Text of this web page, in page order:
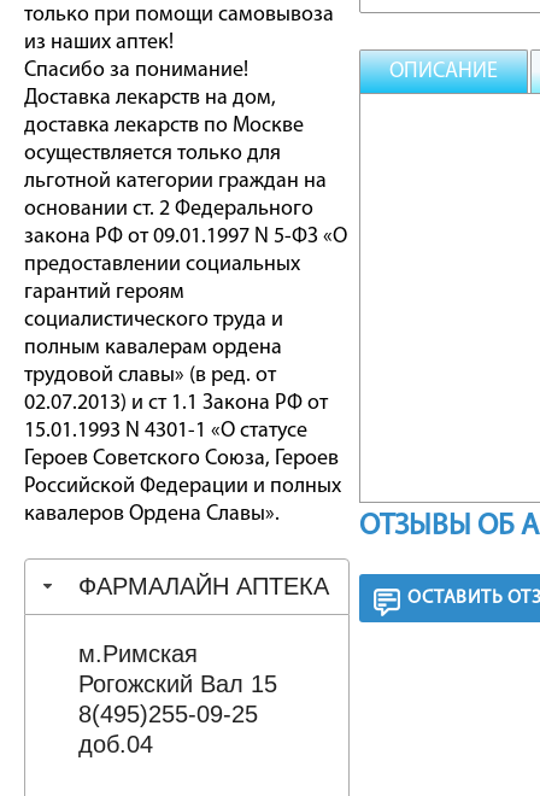
только при помощи самовывоза
из наших аптек!
Спасибо за понимание!
Доставка лекарств на дом,
доставка лекарств по Москве
осуществляется только для
льготной категории граждан на
основании ст. 2 Федерального
закона РФ от 09.01.1997 N 5-ФЗ «О
предоставлении социальных
гарантий героям
социалистического труда и
полным кавалерам ордена
трудовой славы» (в ред. от
02.07.2013) и ст 1.1 Закона РФ от
15.01.1993 N 4301-1 «О статусе
Героев Советского Союза, Героев
Российской Федерации и полных
кавалеров Ордена Славы».
ФАРМАЛАЙН АПТЕКА
м.Римская
Рогожский Вал 15
8(495)255-09-25
доб.04
ОПИСАНИЕ
ОТЗЫВЫ ОБ
ОСТАВИТЬ